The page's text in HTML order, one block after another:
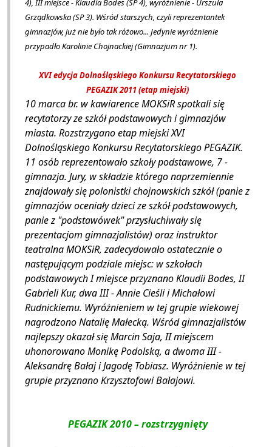
4), III miejsce - Klaudia Bodes (SP 4), wyróżnienie - Urszula
Grządkowska (SP 3). Wśród starszych, czyli reprezentantek
gimnazjów, już nie było tak różowo... Jedynie wyróżnienie
przypadło Karolinie Chojnackiej (Gimnazjum nr 1).
XVI edycja Dolnośląskiego Konkursu Recytatorskiego
PEGAZIK 2011 (etap miejski)
10 marca br. w kawiarence MOKSiR spotkali się
recytatorzy ze szkół podstawowych i gimnazjów
miasta. Rozstrzygano etap miejski XVI
Dolnośląskiego Konkursu Recytatorskiego PEGAZIK.
11 osób reprezentowało szkoły podstawowe, 7 -
gimnazja. Jury, w składzie którego naprzemiennie
znajdowały się polonistki chojnowskich szkół (panie z
gimnazjów oceniały dzieci ze szkół podstawowych,
panie z "podstawówek" przysłuchiwały się
prezentacjom gimnazjalistów) oraz instruktor
teatralna MOKSiR, zadecydowało ostatecznie o
następującym podziale miejsc: w szkołach
podstawowych I miejsce przyznano Klaudii Bodes, II
Gabrieli Kur, dwa III - Annie Cieśli i Michałowi
Rudnickiemu. Wyróżnieniem w tej grupie wiekowej
nagrodzono Natalię Małecką. Wśród gimnazjalistów
najlepszy okazał się Marcin Saja, II miejscem
uhonorowano Monikę Podolską, a dwoma III -
Aleksandrę Bałaj i Jagodę Tobiasz. Wyróżnienie w tej
grupie przyznano Krzysztofowi Bałajowi.
PEGAZIK 2010 – rozstrzygnięty